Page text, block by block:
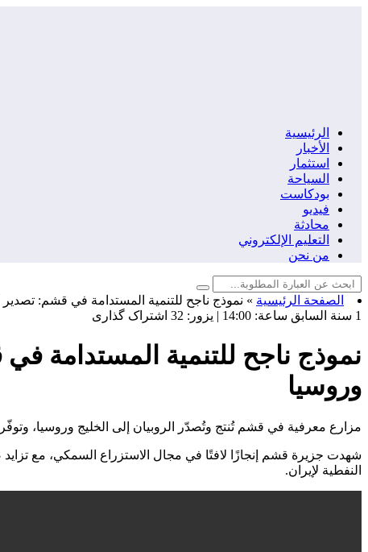
الرئیسیة
الأخبار
استثمار
السياحة
بودكاست
فيديو
محادثة
التعليم الإلكتروني
من نحن
الصفحة الرئيسية » نموذج ناجح للتنمية المستدامة في قشم: تصدير
1 سنة السابق
ساعة: 14:00
| يزور: 32 اشتراک گذاری
نموذج ناجح للتنمية المستدامة
وروسيا
مزارع معرفية في قشم تُنتج وتُصدّر الروبيان إلى الخليج وروسيا،
شهدت جزيرة قشم إنجازًا لافتًا في مجال الاستزراع السمكي، مع تزايد
النفطية لإيران.